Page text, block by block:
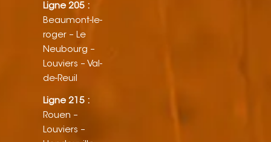
Ligne 205 :
Beaumont-le-
roger – Le
Neubourg –
Louviers – Val-
de-Reuil
Ligne 215 :
Rouen –
Louviers –